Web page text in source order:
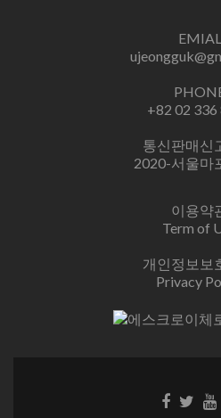
EMIAL
+82 02 336
통신판매신
2020-서울마
이용약
Term of
개인정보보
Privacy